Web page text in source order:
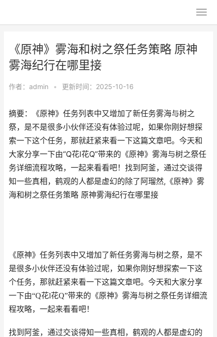
《原神》雾海和树之祭任务策略 原神
雾海纪行在哪里接
作者： admin • 更新时间：2025-10-16
摘要：《原神》任务列表中又增加了新任务雾海与树之
祭，是不是很多小伙伴还没有体验过呢，如果你刚好想探
索一下这个任务，那就赶紧来看一下这篇文章吧。今天和
大家分享一下由“Q花l花Q”带来的《原神》雾海与树之祭任
务详细流程攻略，一起来看看吧！找到阿釜，通过交谈得
知一些真相，鹤观的人都是虚幻的除了阿瑠然,《原神》雾
海和树之祭任务策略 原神雾海纪行在哪里接
《原神》任务列表中又增加了新任务雾海与树之祭，是不
是很多小伙伴还没有体验过呢，如果你刚好想探索一下这
个任务，那就赶紧来看一下这篇文章吧。今天和大家分享
一下由“Q花l花Q”带来的《原神》雾海与树之祭任务详细流
程攻略，一起来看看吧！
找到阿釜，通过交谈得知一些真相，鹤观的人都是虚幻的